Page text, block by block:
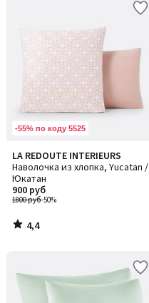
-55% по коду 5525
LA REDOUTE INTERIEURS
Наволочка из хлопка, Yucatan /
Юкатан
1800 руб-50%
900 руб
4,4
/ 5
4,4
/